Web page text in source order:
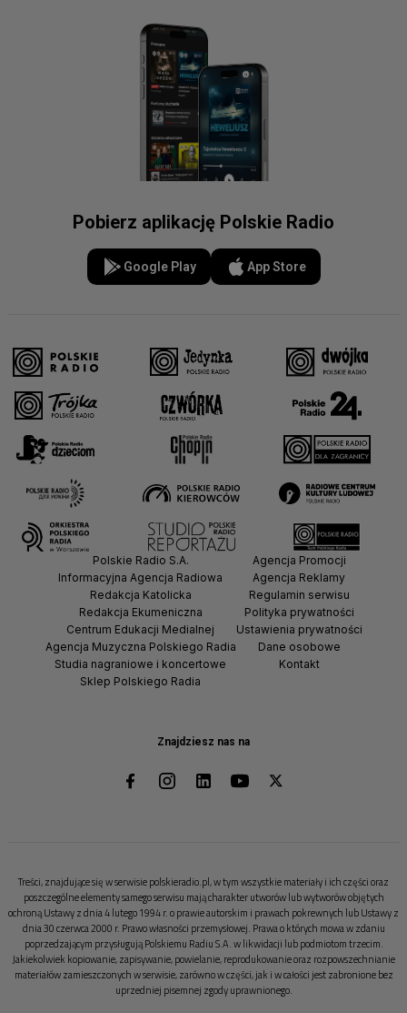
Pobierz aplikację Polskie Radio
Google Play App Store
Znajdziesz nas na
Polskie Radio S.A.
Informacyjna Agencja Radiowa
Redakcja Katolicka
Redakcja Ekumeniczna
Centrum Edukacji Medialnej
Agencja Muzyczna Polskiego Radia
Studia nagraniowe i koncertowe
Sklep Polskiego Radia
Agencja Promocji
Agencja Reklamy
Regulamin serwisu
Polityka prywatności
Ustawienia prywatności
Dane osobowe
Kontakt
Treści, znajdujące się w serwisie polskieradio.pl, w tym wszystkie materiały i ich części oraz
poszczególne elementy samego serwisu mają charakter utworów lub wytworów objętych
ochroną Ustawy z dnia 4 lutego 1994 r. o prawie autorskim i prawach pokrewnych lub Ustawy z
dnia 30 czerwca 2000 r. Prawo własności przemysłowej. Prawa o których mowa w zdaniu
poprzedzającym przysługują Polskiemu Radiu S.A. w likwidacji lub podmiotom trzecim.
Jakiekolwiek kopiowanie, zapisywanie, powielanie, reprodukowanie oraz rozpowszechnianie
materiałów zamieszczonych w serwisie, zarówno w części, jak i w całości jest zabronione bez
uprzedniej pisemnej zgody uprawnionego.